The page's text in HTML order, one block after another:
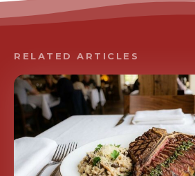
RELATED ARTICLES